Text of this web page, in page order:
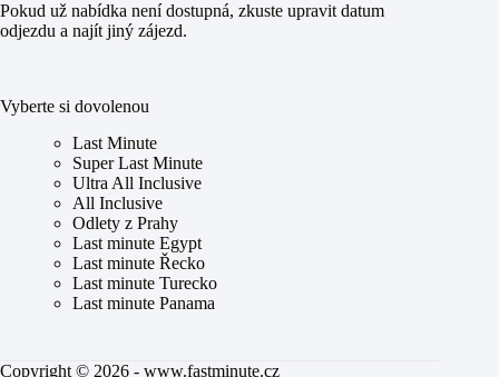
Pokud už nabídka není dostupná, zkuste upravit datum
odjezdu a najít jiný zájezd.
Vyberte si dovolenou
Last Minute
Super Last Minute
Ultra All Inclusive
All Inclusive
Odlety z Prahy
Last minute Egypt
Last minute Řecko
Last minute Turecko
Last minute Panama
Copyright © 2026 - www.fastminute.cz